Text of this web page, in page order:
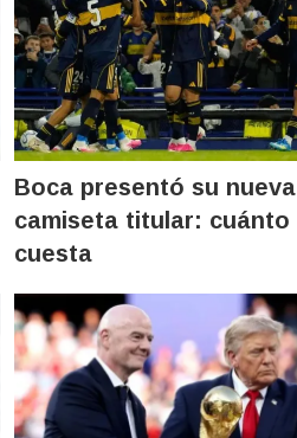
Boca presentó su nueva
camiseta titular: cuánto
cuesta